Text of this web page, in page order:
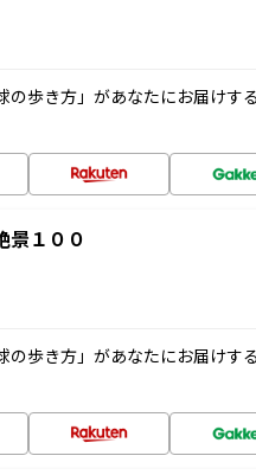
の歩き方」があなたにお届けす
景１００
の歩き方」があなたにお届けす